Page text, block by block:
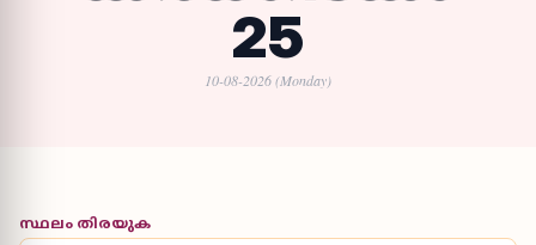
25
10-08-2026(Monday)
സ്ഥലം തിരയുക